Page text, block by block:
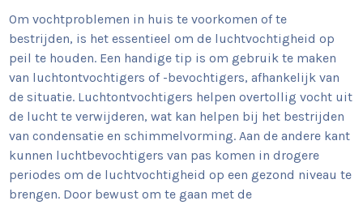
Om vochtproblemen in huis te voorkomen of te
bestrijden, is het essentieel om de luchtvochtigheid op
peil te houden. Een handige tip is om gebruik te maken
van luchtontvochtigers of -bevochtigers, afhankelijk van
de situatie. Luchtontvochtigers helpen overtollig vocht uit
de lucht te verwijderen, wat kan helpen bij het bestrijden
van condensatie en schimmelvorming. Aan de andere kant
kunnen luchtbevochtigers van pas komen in drogere
periodes om de luchtvochtigheid op een gezond niveau te
brengen. Door bewust om te gaan met de